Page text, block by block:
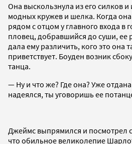
Она выскользнула из его силков и
модных кружев и шелка. Когда
рядом с отцом у главного входа в
пловец, добравшийся до суши, ее
дала ему различить, кого это она
приветствует. Боуден возник
танца.
— Ну и что же? Где она? Уже
надеялся, ты уговоришь ее
Джеймс выпрямился и посмотрел
что обильное великолепие